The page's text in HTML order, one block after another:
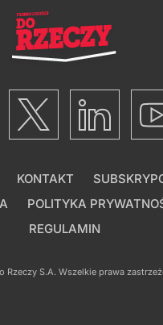
KONTAKT
POLITYKA
REGULAMIN
Rzeczy S.A. Wszelkie prawa